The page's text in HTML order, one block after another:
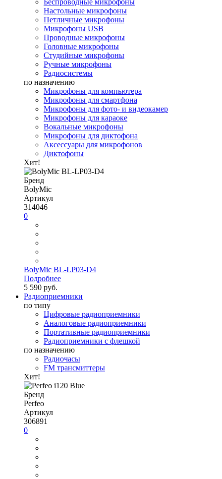
Беспроводные микрофоны
Настольные микрофоны
Петличные микрофоны
Микрофоны USB
Проводные микрофоны
Головные микрофоны
Студийные микрофоны
Ручные микрофоны
Радиосистемы
по назначению
Микрофоны для компьютера
Микрофоны для смартфона
Микрофоны для фото- и видеокамер
Микрофоны для караоке
Вокальные микрофоны
Микрофоны для диктофона
Аксессуары для микрофонов
Диктофоны
Хит!
Бренд
BolyMic
Артикул
314046
0
BolyMic BL-LP03-D4
Подробнее
5 590 руб.
Радиоприемники
по типу
Цифровые радиоприемники
Аналоговые радиоприемники
Портативные радиоприемники
Радиоприемники с флешкой
по назначению
Радиочасы
FM трансмиттеры
Хит!
Бренд
Perfeo
Артикул
306891
0